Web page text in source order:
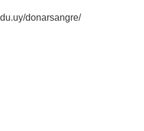
donarsangre/